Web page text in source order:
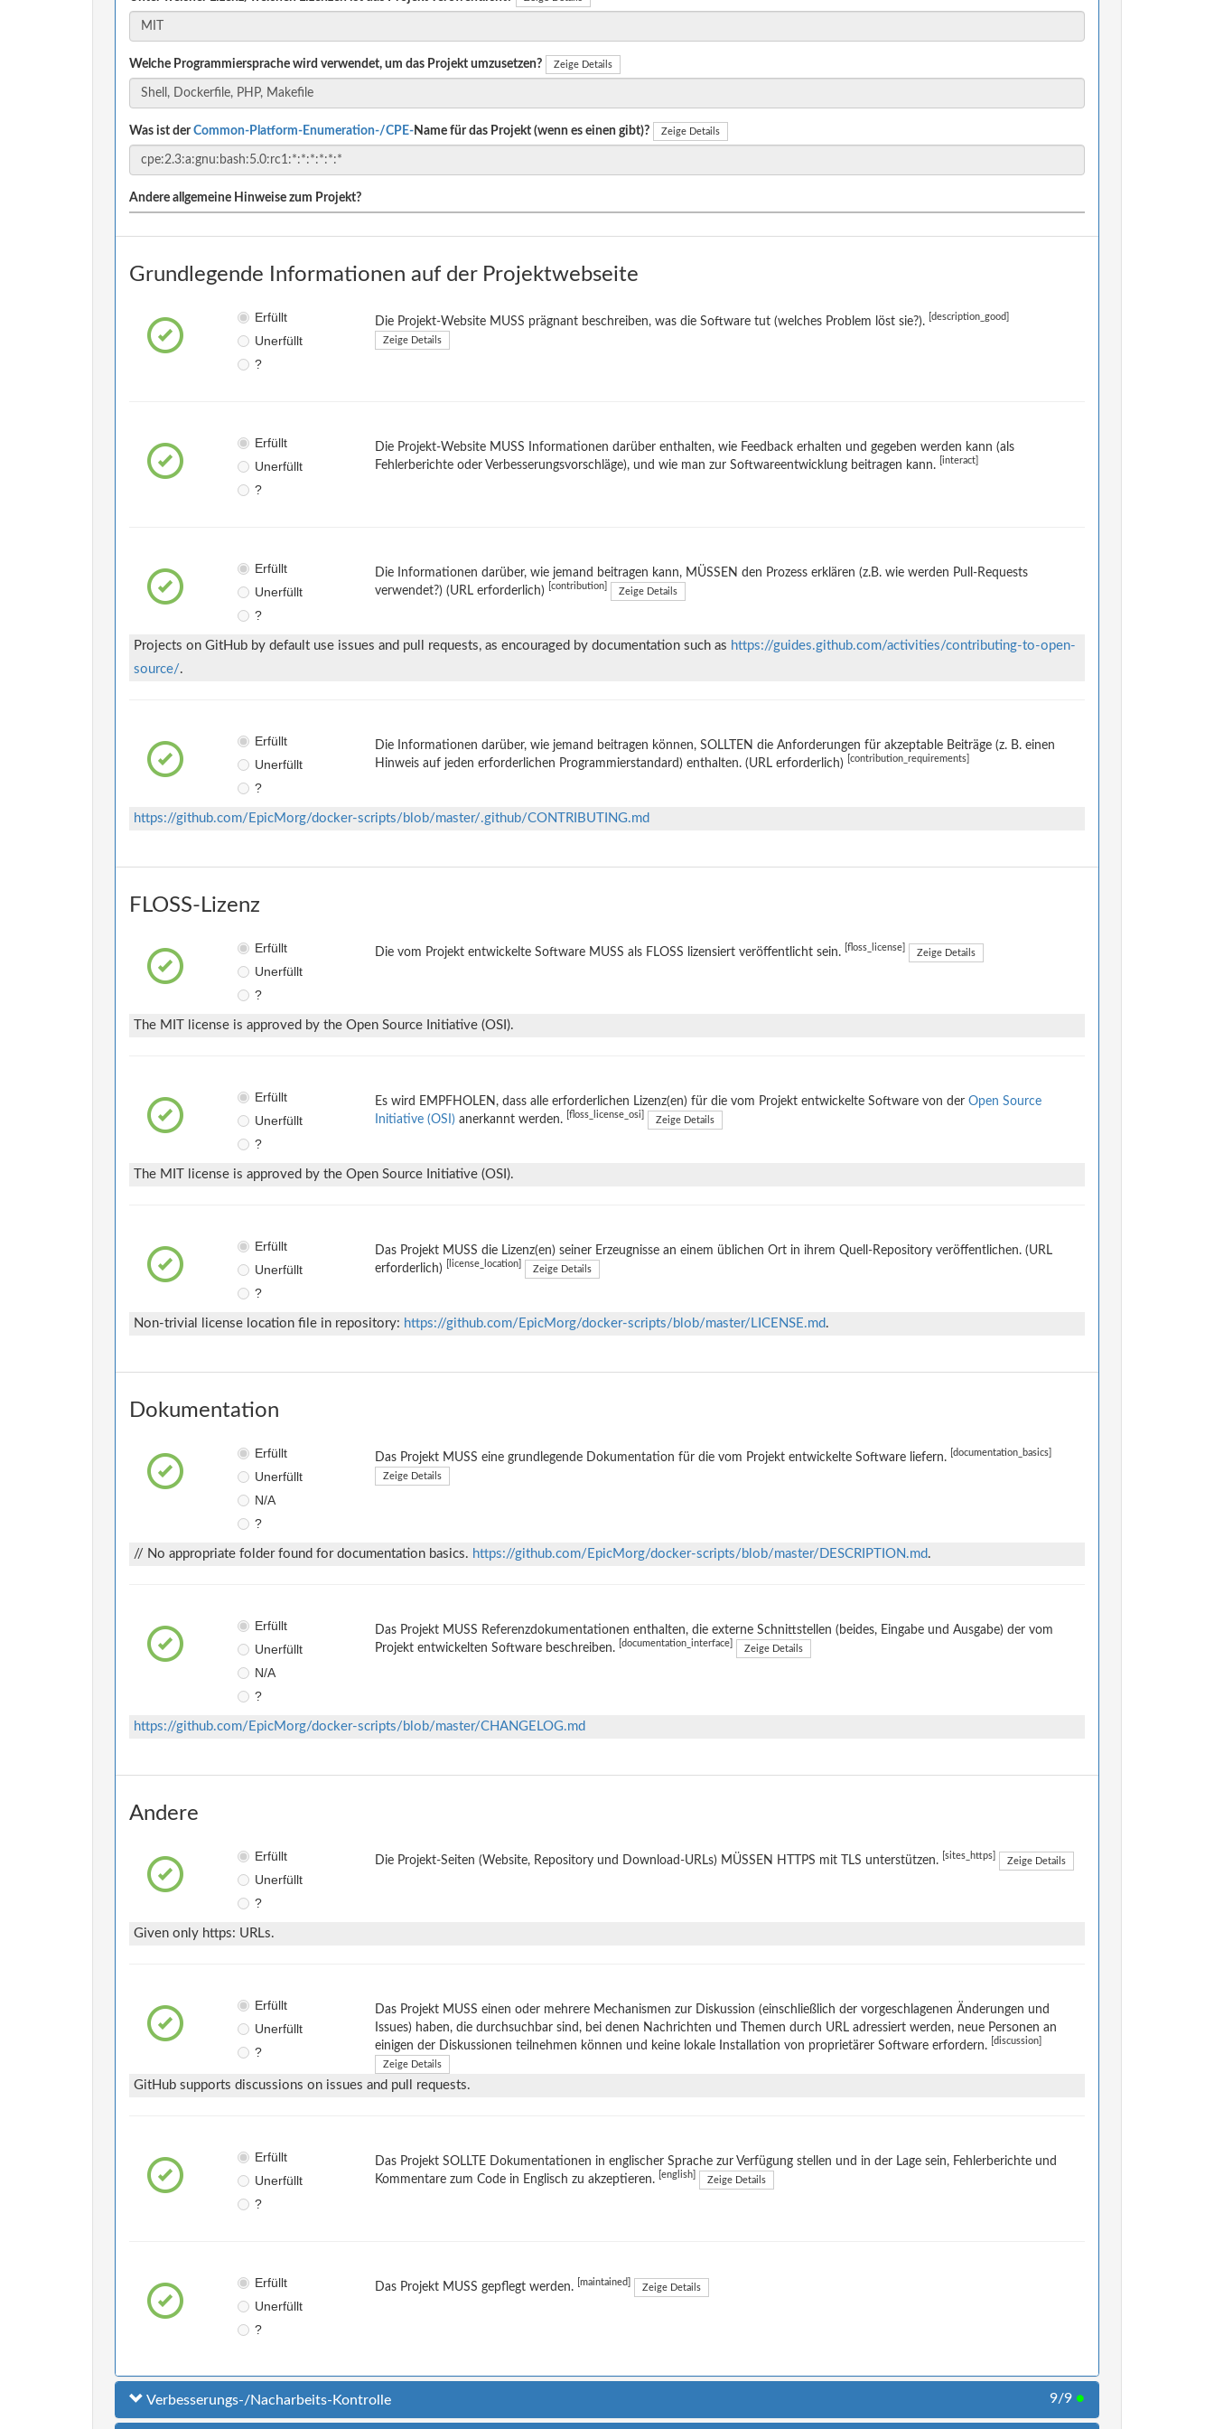
Welche Programmiersprache wird verwendet, um das Projekt umzusetzen? Zeige Details
Was ist derCommon-Platform-Enumeration-/CPE-Name für das Projekt (wenn es einen gibt)? Zeige Details
Andere allgemeine Hinweise zum Projekt?
Grundlegende Informationen auf der Projektwebseite
Erfüllt
Unerfüllt
?
Die Projekt-Website MUSS prägnant beschreiben, was die Software tut (welches Problem löst sie?). [description_good]
Zeige Details
Erfüllt
Unerfüllt
?
Die Projekt-Website MUSS Informationen darüber enthalten, wie Feedback erhalten und gegeben werden kann (als
Fehlerberichte oder Verbesserungsvorschläge), und wie man zur Softwareentwicklung beitragen kann.
[interact]
Erfüllt
Unerfüllt
?
Die Informationen darüber, wie jemand beitragen kann, MÜSSEN den Prozess erklären (z.B. wie werden Pull-Requests
verwendet?) (URL erforderlich)
[contribution] Zeige Details
Projects on GitHub by default use issues and pull requests, as encouraged by documentation such as https://guides.github.com/activities/contributing-to-open-
source/.
Erfüllt
Unerfüllt
?
Die Informationen darüber, wie jemand beitragen können, SOLLTEN die Anforderungen für akzeptable Beiträge (z. B. einen
Hinweis auf jeden erforderlichen Programmierstandard) enthalten. (URL erforderlich)
[contribution_requirements]
https://github.com/EpicMorg/docker-scripts/blob/master/.github/CONTRIBUTING.md
FLOSS-Lizenz
Erfüllt
Unerfüllt
?
Die vom Projekt entwickelte Software MUSS als FLOSS lizensiert veröffentlicht sein. [floss_license] Zeige Details
The MIT license is approved by the Open Source Initiative (OSI).
Erfüllt
Unerfüllt
?
Es wird EMPFHOLEN, dass alle erforderlichen Lizenz(en) für die vom Projekt entwickelte Software von der Open Source
Initiative (OSI) anerkannt werden. [floss_license_osi] Zeige Details
The MIT license is approved by the Open Source Initiative (OSI).
Erfüllt
Unerfüllt
?
Das Projekt MUSS die Lizenz(en) seiner Erzeugnisse an einem üblichen Ort in ihrem Quell-Repository veröffentlichen. (URL
erforderlich)
[license_location] Zeige Details
Non-trivial license location file in repository: https://github.com/EpicMorg/docker-scripts/blob/master/LICENSE.md .
Dokumentation
Erfüllt
Unerfüllt
N/A
?
Das Projekt MUSS eine grundlegende Dokumentation für die vom Projekt entwickelte Software liefern. [documentation_basics]
Zeige Details
// No appropriate folder found for documentation basics. https://github.com/EpicMorg/docker-scripts/blob/master/DESCRIPTION.md .
Erfüllt
Unerfüllt
N/A
?
Das Projekt MUSS Referenzdokumentationen enthalten, die externe Schnittstellen (beides, Eingabe und Ausgabe) der vom
Projekt entwickelten Software beschreiben.
[documentation_interface] Zeige Details
https://github.com/EpicMorg/docker-scripts/blob/master/CHANGELOG.md
Andere
Erfüllt
Unerfüllt
?
Die Projekt-Seiten (Website, Repository und Download-URLs) MÜSSEN HTTPS mit TLS unterstützen. [sites_https] Zeige Details
Given only https: URLs.
Erfüllt
Unerfüllt
?
Das Projekt MUSS einen oder mehrere Mechanismen zur Diskussion (einschließlich der vorgeschlagenen Änderungen und
Issues) haben, die durchsuchbar sind, bei denen Nachrichten und Themen durch URL adressiert werden, neue Personen an
einigen der Diskussionen teilnehmen können und keine lokale Installation von proprietärer Software erfordern.
[discussion]
Zeige Details
GitHub supports discussions on issues and pull requests.
Erfüllt
Unerfüllt
?
Das Projekt SOLLTE Dokumentationen in englischer Sprache zur Verfügung stellen und in der Lage sein, Fehlerberichte und
Kommentare zum Code in Englisch zu akzeptieren.
[english] Zeige Details
Erfüllt
Unerfüllt
?
Das Projekt MUSS gepflegt werden. [maintained] Zeige Details
Verbesserungs-/Nacharbeits-Kontrolle 9/9 ●